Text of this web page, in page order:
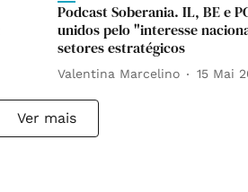
Podcast Soberania. IL, BE e
unidos pelo "interesse
setores estratégicos
Valentina Marcelino 15 Mai
Ver mais